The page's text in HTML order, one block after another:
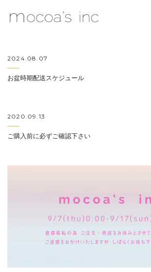
2024.08.07
お盆時期配送スケジュール
2020.09.13
ご購入前に必ずご確認下さい